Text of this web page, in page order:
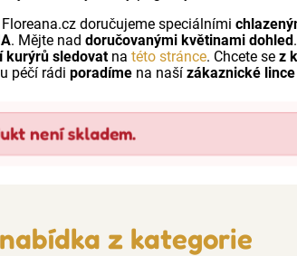
doručujeme speciálními
. Mějte naddoručovanými květinami dohled
kurýrů sledovatnatéto stránce. Chcete sez
péčí rádiporadíme na našízákaznické
není skladem.
z kategorie